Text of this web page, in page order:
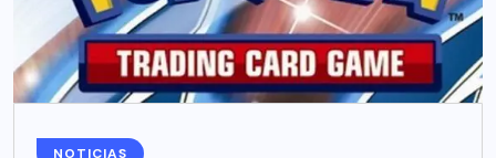
NOTICIAS